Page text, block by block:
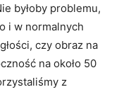
byłoby problemu,
i w normalnych
czy obraz na
na około 50
z